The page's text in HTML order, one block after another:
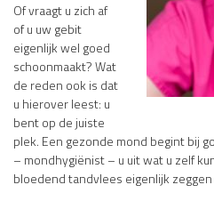
Of vraagt u zich af
of u uw gebit
eigenlijk wel goed
schoonmaakt? Wat
de reden ook is dat
u hierover leest: u
bent op de juiste
plek. Een gezonde mond begint bij
– mondhygiënist – u uit wat u zelf
bloedend tandvlees eigenlijk